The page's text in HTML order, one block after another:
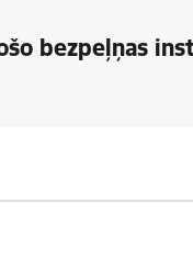
bezpeļņas